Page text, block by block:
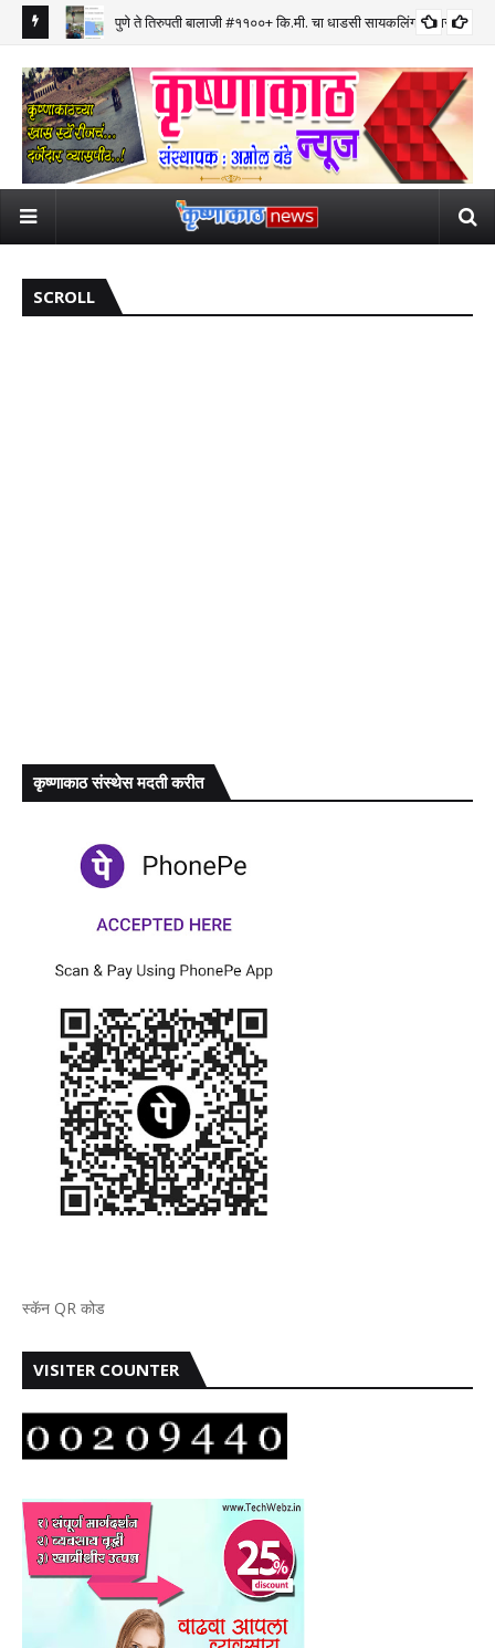
पुणे ते तिरुपती बालाजी #११००+ कि.मी. चा धाडसी सायकलिंग प्रवास पूर्ण
SCROLL
कृष्णाकाठ संस्थेस मदती करीत
स्कॅन QR कोड
VISITER COUNTER